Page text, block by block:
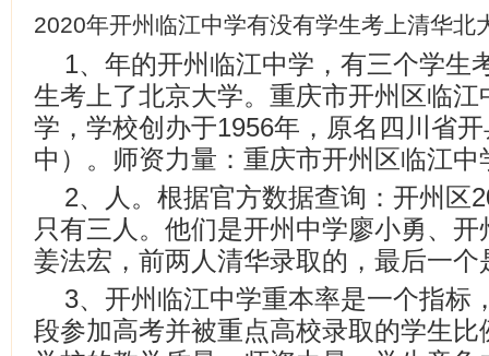
2020年开州临江中学有没有学生考上清华北
1、年的开州临江中学，有三个学生
生考上了北京大学。重庆市开州区临
学，学校创办于1956年，原名四川省
中）。师资力量：重庆市开州区临江中
2、人。根据官方数据查询：开州区
只有三人。他们是开州中学廖小勇、
姜法宏，前两人清华录取的，最后一个
3、开州临江中学重本率是一个指标
段参加高考并被重点高校录取的学生